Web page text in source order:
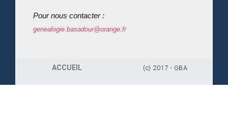
Pour nous contacter :
genealogie.basadour@orange.fr
ACCUEIL (c) 2017 - GBA